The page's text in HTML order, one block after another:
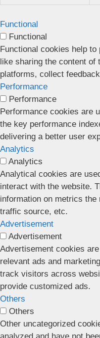
Functional
Functional
Functional cookies help
like sharing the content of
platforms, collect
Performance
Performance
Performance cookies are
the key performance
delivering a better user
Analytics
Analytics
Analytical cookies are
interact with the website.
information on metrics
traffic source, etc.
Advertisement
Advertisement
Advertisement cookies
relevant ads and
track visitors across
provide customized ads.
Others
Others
Other uncategorized